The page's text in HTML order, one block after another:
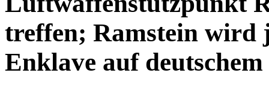
treffen; Ramstein wird
Enklave auf